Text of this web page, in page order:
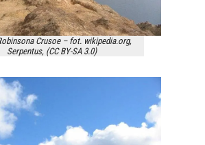
Crusoe – fot. wikipedia.org,
Serpentus, (CC BY-SA 3.0)